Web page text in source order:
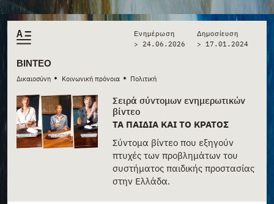
ΒΊΝΤΕΟ
Δικαιοσύνη • Κοινωνική πρόνοια • Πολιτική
Ενημέρωση
> 24.06.2026
Δημοσίευση
> 17.01.2024
Σειρά σύντομων ενημερωτικών
βίντεο
ΤΑ ΠΑΙΔΙΆ ΚΑΙ ΤΟ ΚΡΆΤΟΣ
Σύντομα βίντεο που εξηγούν
πτυχές των προβλημάτων του
συστήματος παιδικής προστασίας
στην Ελλάδα.